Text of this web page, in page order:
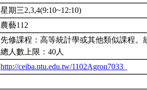
星期三2,3,4(9:10~12:10)
農藝112
先修課程：高等統計學或其他類似課程。
總人數上限：40人
http://ceiba.ntu.edu.tw/1102Agron7033_